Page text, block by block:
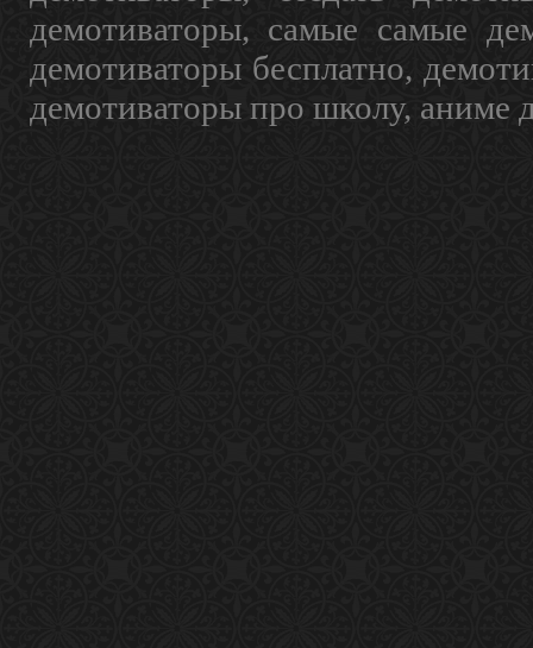
демотиваторы, самые самые
демотиваторы бесплатно,
демотиваторы про школу, аниме